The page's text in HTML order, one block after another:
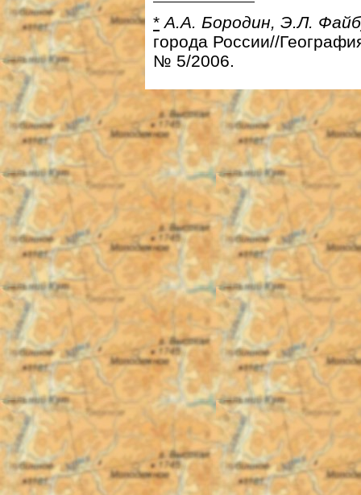
* А.А. Бородин, Э.Л.
города России//
№ 5/2006.